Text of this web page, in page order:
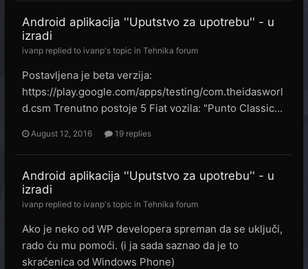
Android aplikacija ''Uputstvo za upotrebu'' - u
izradi
ivanp replied to ivanp's topic in Tehnika forum
Postavljena je beta verzija:
https://play.google.com/apps/testing/com.theidasworl
d.csm Trenutno postoje 5 Fiat vozila: "Punto Classic...
August 12, 2016 19 replies
Android aplikacija ''Uputstvo za upotrebu'' - u
izradi
ivanp replied to ivanp's topic in Tehnika forum
Ako je neko od WP developera spreman da se uključi,
rado ću mu pomoći. (i ja sada saznao da je to
skraćenica od Windows Phone)